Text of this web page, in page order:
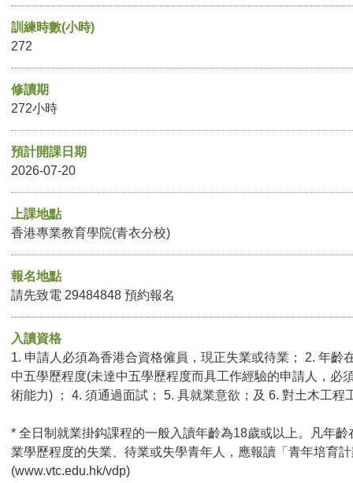
訓練時數(小時)
272
修讀期
272小時
預計開課日期
2026-07-20
上課地點
香港專業教育學院(青衣分校)
報名地點
請先致電 29484848 預約報名
入讀資格
1. 申請人必須為香港合資格僱員，現正失業或待業； 2. 年齡
中五學歷程度(未達中五學歷程度而具工作經驗的申請人，必
術能力) ； 4. 須通過面試； 5. 具就業意欲；及 6. 對土木工程
* 全日制就業掛鈎課程的一般入讀年齡為18歲或以上。凡年
業學歷程度的失業、待業或失學青年人，應報讀「青年培育
(www.vtc.edu.hk/vdp)